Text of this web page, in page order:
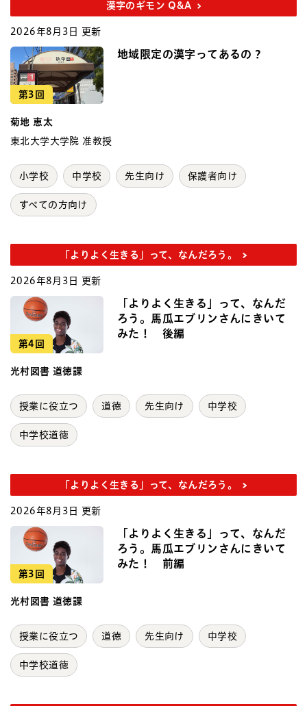
漢字のギモン Q&A
2026年8月3日 更新
第3回
地域限定の漢字ってあるの？
菊地 恵太
東北大学大学院 准教授
小学校 中学校 先生向け 保護者向け
すべての方向け
「よりよく生きる」って、なんだろう。
2026年8月3日 更新
第4回
「よりよく生きる」って、なんだ
ろう。馬瓜エブリンさんにきいて
みた！ 後編
光村図書 道徳課
授業に役立つ 道徳 先生向け 中学校
中学校道徳
「よりよく生きる」って、なんだろう。
2026年8月3日 更新
第3回
「よりよく生きる」って、なんだ
ろう。馬瓜エブリンさんにきいて
みた！ 前編
光村図書 道徳課
授業に役立つ 道徳 先生向け 中学校
中学校道徳